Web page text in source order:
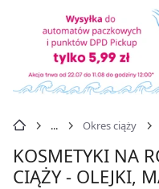
Okres ciąży
KOSMETYKI NA
CIĄŻY - OLEJKI,